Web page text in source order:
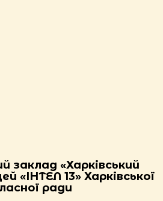
заклад «Харківський
«ІНТЕЛ 13» Харківської
ради